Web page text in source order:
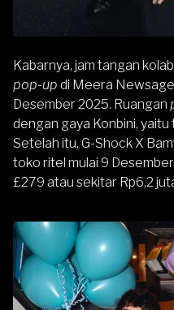
Kabarnya, jam tangan
pop-up di Meera
Desember 2025. Ruangan
dengan gaya Konbini,
Setelah itu, G-Shock X
toko ritel mulai 9
£279 atau sekitar Rp6,2